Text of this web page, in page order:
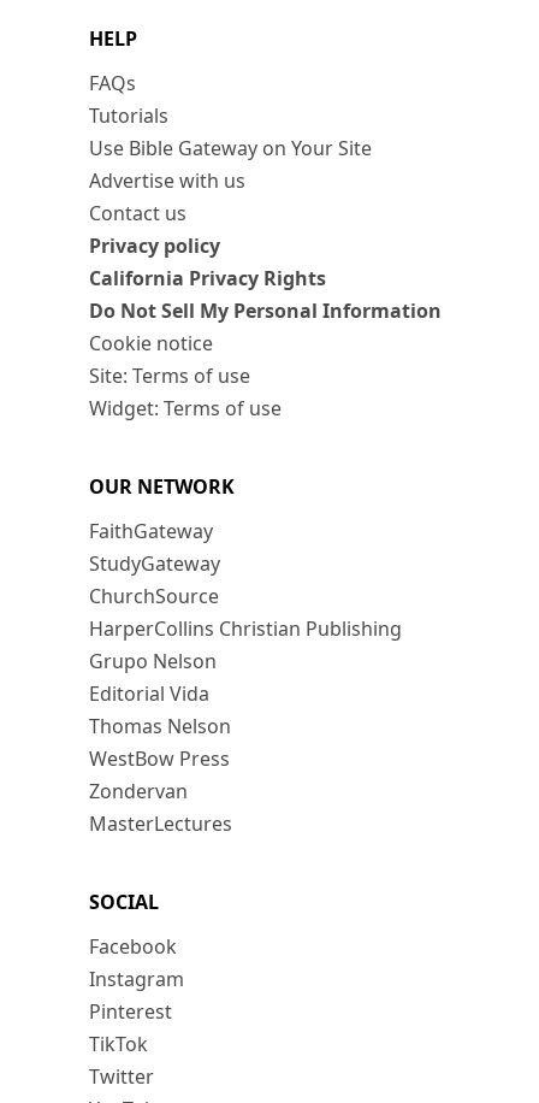
HELP
FAQs
Tutorials
Use Bible Gateway on Your Site
Advertise with us
Contact us
Privacy policy
California Privacy Rights
Do Not Sell My Personal Information
Cookie notice
Site: Terms of use
Widget: Terms of use
OUR NETWORK
FaithGateway
StudyGateway
ChurchSource
HarperCollins Christian Publishing
Grupo Nelson
Editorial Vida
Thomas Nelson
WestBow Press
Zondervan
MasterLectures
SOCIAL
Facebook
Instagram
Pinterest
TikTok
Twitter